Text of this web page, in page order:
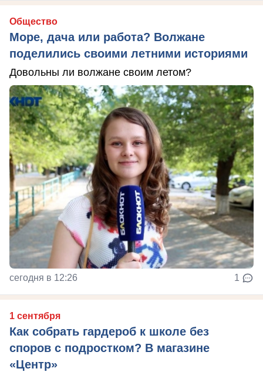
Общество
Море, дача или работа? Волжане
поделились своими летними историями
Довольны ли волжане своим летом?
сегодня в 12:26 1
1 сентября
Как собрать гардероб к школе без
споров с подростком? В магазине
«Центр»